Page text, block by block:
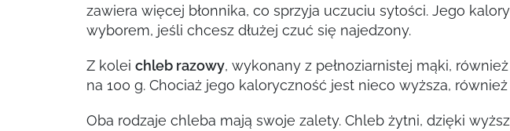
zawiera więcej błonnika, co sprzyja uczuciu sytości. Jego
wyborem, jeśli chcesz dłużej czuć się najedzony.
Z kolei chleb razowy, wykonany z pełnoziarnistej mąki,
na 100 g. Chociaż jego kaloryczność jest nieco wyższa,
Oba rodzaje chleba mają swoje zalety. Chleb żytni, dzięki